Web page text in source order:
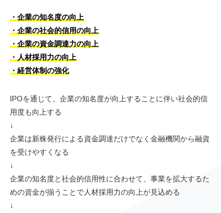
・企業の知名度の向上
・企業の社会的信用の向上
・企業の資金調達力の向上
・人材採用力の向上
・経営体制の強化
IPOを通じて、企業の知名度が向上することに伴い社会的信
用度も向上する
↓
企業は新株発行による資金調達だけでなく金融機関から融資
を受けやすくなる
↓
企業の知名度と社会的信用性に合わせて、事業を拡大するた
めの資金が揃うことで人材採用力の向上が見込める
↓